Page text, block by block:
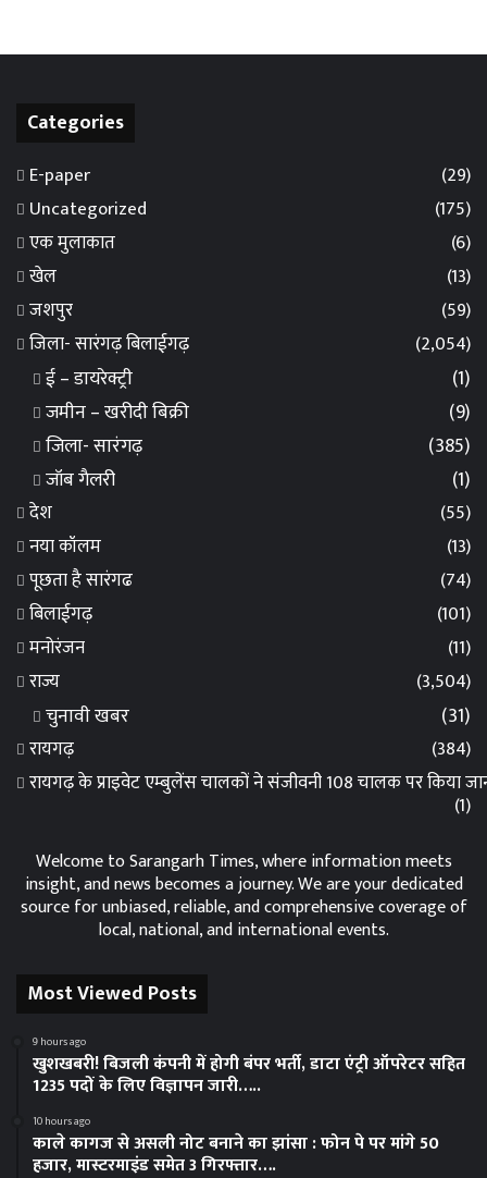
Categories
E-paper
(29)
Uncategorized
(175)
एक मुलाकात
(6)
खेल
(13)
जशपुर
(59)
जिला- सारंगढ़ बिलाईगढ़
(2,054)
ई – डायरेक्ट्री
(1)
जमीन – खरीदी बिक्री
(9)
जिला- सारंगढ़
(385)
जॉब गैलरी
(1)
देश
(55)
नया कॉलम
(13)
पूछता है सारंगढ
(74)
बिलाईगढ़
(101)
मनोरंजन
(11)
राज्य
(3,504)
चुनावी खबर (31)
रायगढ़
(384)
रायगढ़ के प्राइवेट एम्बुलेंस चालकों ने संजीवनी 108 चालक पर किया
(1)
Welcome to Sarangarh Times, where information meets
insight, and news becomes a journey. We are your dedicated
source for unbiased, reliable, and comprehensive coverage of
local, national, and international events.
Most Viewed Posts
9 hours ago
खुशखबरी! बिजली कंपनी में होगी बंपर भर्ती, डाटा एंट्री ऑपरेटर सहित
1235 पदों के लिए विज्ञापन जारी…..
10 hours ago
काले कागज से असली नोट बनाने का झांसा : फोन पे पर मांगे 50
हजार, मास्टरमाइंड समेत 3 गिरफ्तार….